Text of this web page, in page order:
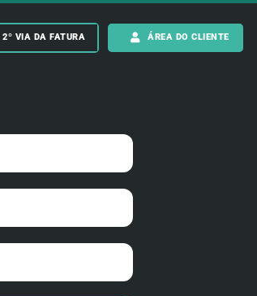
2º VIA DA FATURA ÁREA DO CLIENTE